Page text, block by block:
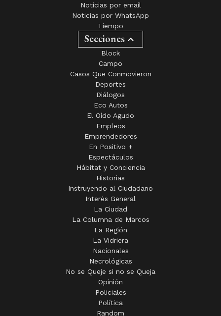
Noticias por email
Noticias por WhatsApp
Tiempo
Secciones
Block
Campo
Casos Que Conmovieron
Deportes
Diálogos
Eco Autos
El Oído Agudo
Empleos
Emprendedores
En Positivo +
Espectáculos
Hábitat y Conciencia
Historias
Instruyendo al Ciudadano
Interés General
La Ciudad
La Columna de Marcos
La Región
La Vidriera
Nacionales
Necrológicas
No se Queje si no se Queja
Opinión
Policiales
Política
Random